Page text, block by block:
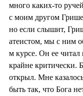
много каких-то
с моим другом
но если слышит,
атеистом, мы с ним
м курсе. Он ее
крайне критически.
открыл. Мне
быть так, что Бога